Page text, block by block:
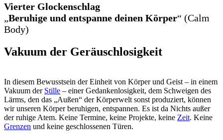
Vierter Glockenschlag
„Beruhige und entspanne deinen Körper“ (Calm
Body)
Vakuum der Geräuschlosigkeit
In diesem Bewusstsein der Einheit von Körper und Geist – in einem
Vakuum der Stille – einer Gedankenlosigkeit, dem Schweigen des
Lärms, den das „Außen“ der Körperwelt sonst produziert, können
wir unseren Körper beruhigen, entspannen. Es ist da Nichts außer
der ruhige Atem. Keine Termine, keine Projekte, keine Zeit. Keine
Grenzen und keine geschlossenen Türen.